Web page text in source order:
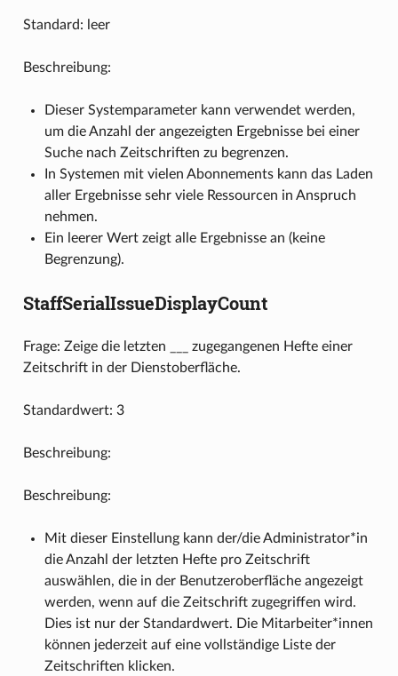
Standard: leer
Beschreibung:
Dieser Systemparameter kann verwendet werden,
um die Anzahl der angezeigten Ergebnisse bei einer
Suche nach Zeitschriften zu begrenzen.
In Systemen mit vielen Abonnements kann das Laden
aller Ergebnisse sehr viele Ressourcen in Anspruch
nehmen.
Ein leerer Wert zeigt alle Ergebnisse an (keine
Begrenzung).
StaffSerialIssueDisplayCount
Frage: Zeige die letzten ___ zugegangenen Hefte einer
Zeitschrift in der Dienstoberfläche.
Standardwert: 3
Beschreibung:
Beschreibung:
Mit dieser Einstellung kann der/die Administrator*in
die Anzahl der letzten Hefte pro Zeitschrift
auswählen, die in der Benutzeroberfläche angezeigt
werden, wenn auf die Zeitschrift zugegriffen wird.
Dies ist nur der Standardwert. Die Mitarbeiter*innen
können jederzeit auf eine vollständige Liste der
Zeitschriften klicken.